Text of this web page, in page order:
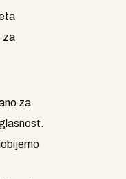
za
za